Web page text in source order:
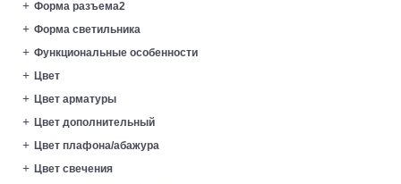
Форма разъема2
Форма светильника
Функциональные особенности
Цвет
Цвет арматуры
Цвет дополнительный
Цвет плафона/абажура
Цвет свечения